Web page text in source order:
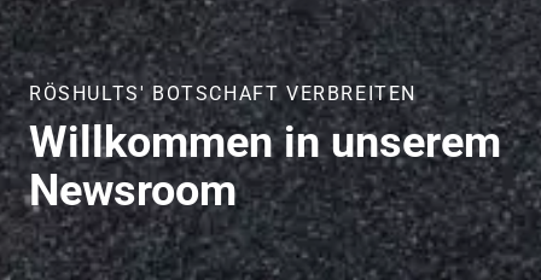
RÖSHULTS' BOTSCHAFT VERBREITEN
Willkommen in unserem
Newsroom